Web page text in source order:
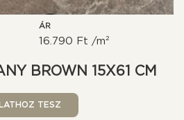
ÁR
16.790 Ft /m²
BROWN 15X61 CM